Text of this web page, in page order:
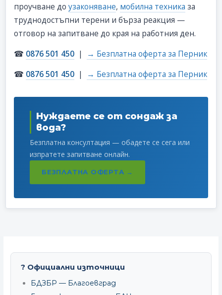
проучване доузаконяване, мобилна техника за
труднодостъпни терени и бърза реакция —
отговор на запитване до края на работния ден.
☎ 0876 501 450 |
→ Безплатна оферта за Перник
☎ 0876 501 450 | → Безплатна оферта за Перник
Нуждаете се от сондаж за
вода?
Безплатна консултация — обадете се сега или
изпратете запитване онлайн.
БЕЗПЛАТНА ОФЕРТА →
? Официални източници
БДЗБР — Благоевград